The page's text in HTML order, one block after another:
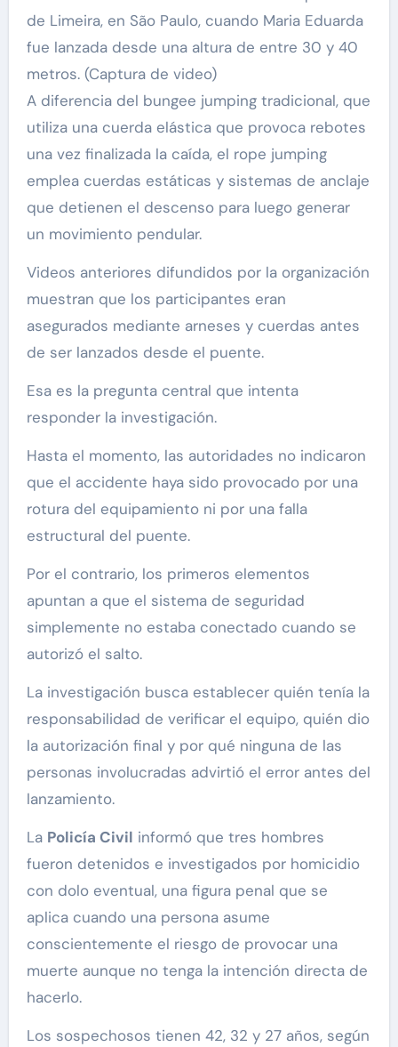
de Limeira, en São Paulo, cuando Maria Eduarda
fue lanzada desde una altura de entre 30 y 40
metros. (Captura de video)
A diferencia del bungee jumping tradicional, que
utiliza una cuerda elástica que provoca rebotes
una vez finalizada la caída, el rope jumping
emplea cuerdas estáticas y sistemas de anclaje
que detienen el descenso para luego generar
un movimiento pendular.
Videos anteriores difundidos por la organización
muestran que los participantes eran
asegurados mediante arneses y cuerdas antes
de ser lanzados desde el puente.
Esa es la pregunta central que intenta
responder la investigación.
Hasta el momento, las autoridades no indicaron
que el accidente haya sido provocado por una
rotura del equipamiento ni por una falla
estructural del puente.
Por el contrario, los primeros elementos
apuntan a que el sistema de seguridad
simplemente no estaba conectado cuando se
autorizó el salto.
La investigación busca establecer quién tenía la
responsabilidad de verificar el equipo, quién dio
la autorización final y por qué ninguna de las
personas involucradas advirtió el error antes del
lanzamiento.
La Policía Civil informó que tres hombres
fueron detenidos e investigados por homicidio
con dolo eventual, una figura penal que se
aplica cuando una persona asume
conscientemente el riesgo de provocar una
muerte aunque no tenga la intención directa de
hacerlo.
Los sospechosos tienen 42, 32 y 27 años, según